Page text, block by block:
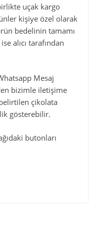
uçak kargo
kişiye özel olarak
bedelinin tamamı
alıcı tarafından
Mesaj
bizimle iletişime
çikolata
gösterebilir.
butonları